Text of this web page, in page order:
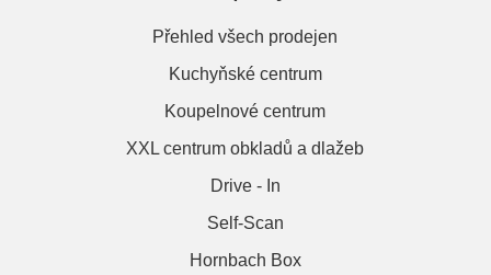
Přehled všech prodejen
Kuchyňské centrum
Koupelnové centrum
XXL centrum obkladů a dlažeb
Drive - In
Self-Scan
Hornbach Box